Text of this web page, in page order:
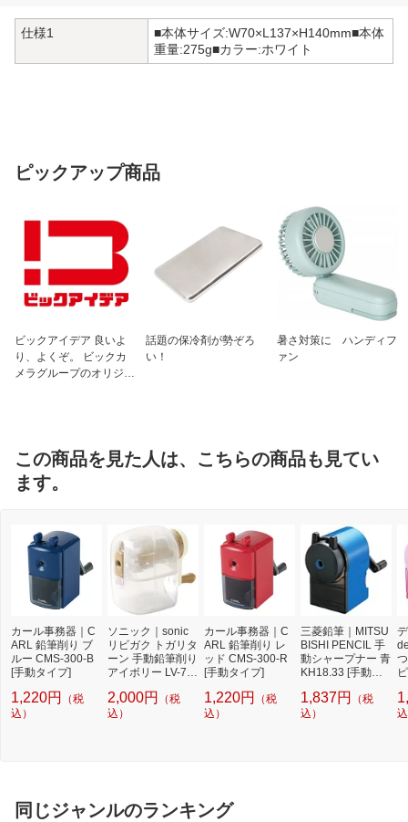
仕様1
■本体サイズ:W70×L137×H140mm■本体
重量:275g■カラー:ホワイト
ピックアップ商品
ビックアイデア 良いよ
り、よくぞ。 ビックカ
メラグループのオリジナ
話題の保冷剤が勢ぞろ
い！
暑さ対策に ハンディフ
ァン
この商品を見た人は、こちらの商品も見てい
ます。
カール事務器｜C
ARL 鉛筆削り ブ
ルー CMS-300-B
[手動タイプ]
1,220円
（税
込）
ソニック｜sonic
リビガク トガリタ
ーン 手動鉛筆削り
アイボリー LV-76
2,000円
（税
込）
カール事務器｜C
ARL 鉛筆削り レ
ッド CMS-300-R
[手動タイプ]
1,220円
（税
込）
三菱鉛筆｜MITSU
BISHI PENCIL 手
動シャープナー 青
KH18.33 [手動タ
1,837円
（税
込）
同じジャンルのランキング